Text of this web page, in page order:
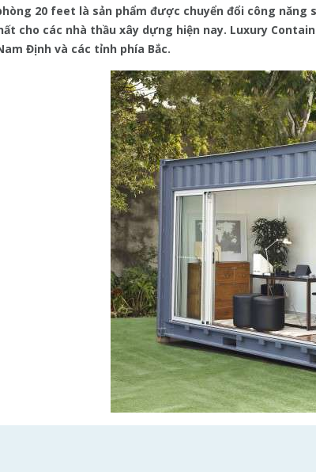
20 feet là sản phẩm được chuyển đổi công năng
cho các nhà thầu xây dựng hiện nay. Luxury
Định và các tỉnh phía Bắc.